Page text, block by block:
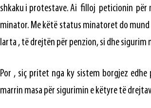
shkaku i protestave. Ai filloj peticionin për
minator. Me këtë status minatoret do
larta , të drejtën për penzion, si dhe
Por , siç pritet nga ky sistem borgjez
marrin masa për sigurimin e këtyre të